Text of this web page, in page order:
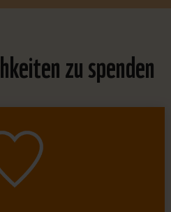
zu spenden